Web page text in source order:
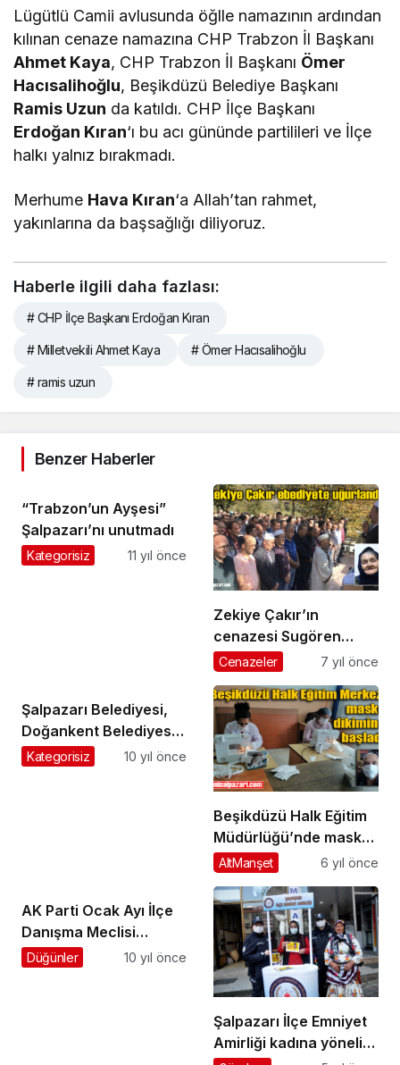
Lügütlü Camii avlusunda öğlle namazının ardından
kılınan cenaze namazına CHP Trabzon İl Başkanı
Ahmet Kaya, CHP Trabzon İl Başkanı Ömer
Hacısalihoğlu, Beşikdüzü Belediye Başkanı
Ramis Uzun da katıldı. CHP İlçe Başkanı
Erdoğan Kıran‘ı bu acı gününde partilileri ve İlçe
halkı yalnız bırakmadı.
Merhume Hava Kıran‘a Allah’tan rahmet,
yakınlarına da başsağlığı diliyoruz.
Haberle ilgili daha fazlası:
# CHP İlçe Başkanı Erdoğan Kıran
# Milletvekili Ahmet Kaya # Ömer Hacısalihoğlu
# ramis uzun
Benzer Haberler
“Trabzon’un Ayşesi”
Şalpazarı’nı unutmadı
Kategorisiz 11 yıl önce
Zekiye Çakır’ın
cenazesi Sugören
Mahallesi’nde toprağa
Cenazeler 7 yıl önce
Şalpazarı Belediyesi,
Doğankent Belediyesi
ile kardeş oldu
Kategorisiz 10 yıl önce
Beşikdüzü Halk Eğitim
Müdürlüğü’nde maske
dikimine başlandı
AltManşet 6 yıl önce
AK Parti Ocak Ayı İlçe
Danışma Meclisi
Toplantısı yapıldı
Düğünler 10 yıl önce
Şalpazarı İlçe Emniyet
Amirliği kadına yönelik